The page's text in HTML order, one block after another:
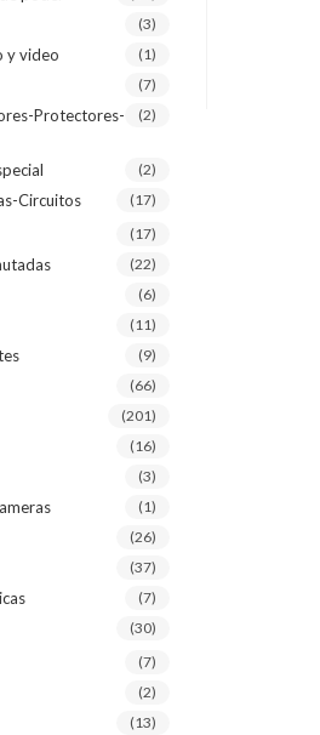
(3)
y video (1)
(7)
Protectores-
(2)
(2)
Circuitos (17)
(17)
(22)
(6)
(11)
(9)
(66)
(201)
(16)
(3)
(1)
(26)
(37)
(7)
(30)
(7)
(2)
(13)